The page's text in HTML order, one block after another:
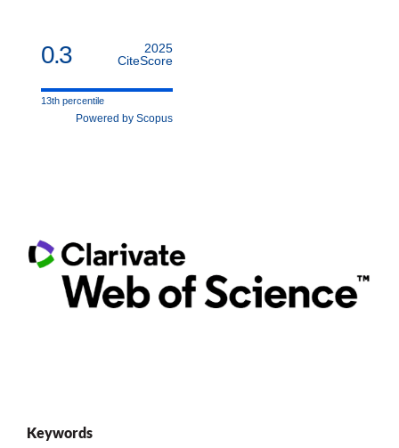
0.3
2025
CiteScore
13th percentile
Powered by Scopus
Keywords